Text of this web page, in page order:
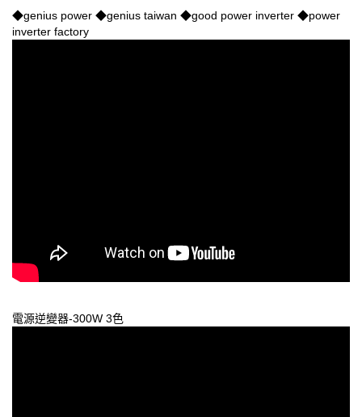
◆genius power ◆genius taiwan ◆good power inverter ◆power
inverter factory
電源逆變器-300W 3色